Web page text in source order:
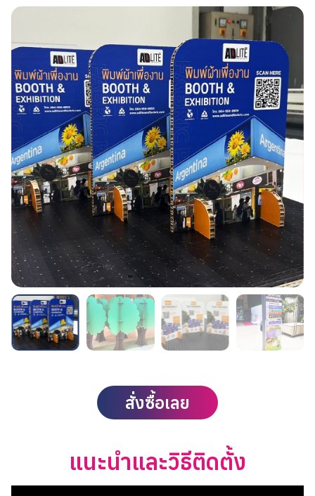
สั่งซื้อเลย
แนะนำและวิธีติดตั้ง